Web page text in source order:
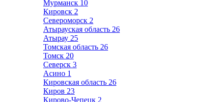
Мурманск 10
Кировск 2
Североморск 2
Атырауская область 26
Атырау 25
Томская область 26
Томск 20
Северск 3
Асино 1
Кировская область 26
Киров 23
Кирово-Чепецк 2